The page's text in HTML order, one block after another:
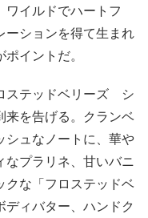
イルドでハートフ
ーションを得て生まれ
イントだ。
ステッドベリーズ シ
来を告げる。クランベ
シュなノートに、華や
プラリネ、甘いバニ
クな「フロステッドベ
ィバター、ハンドク